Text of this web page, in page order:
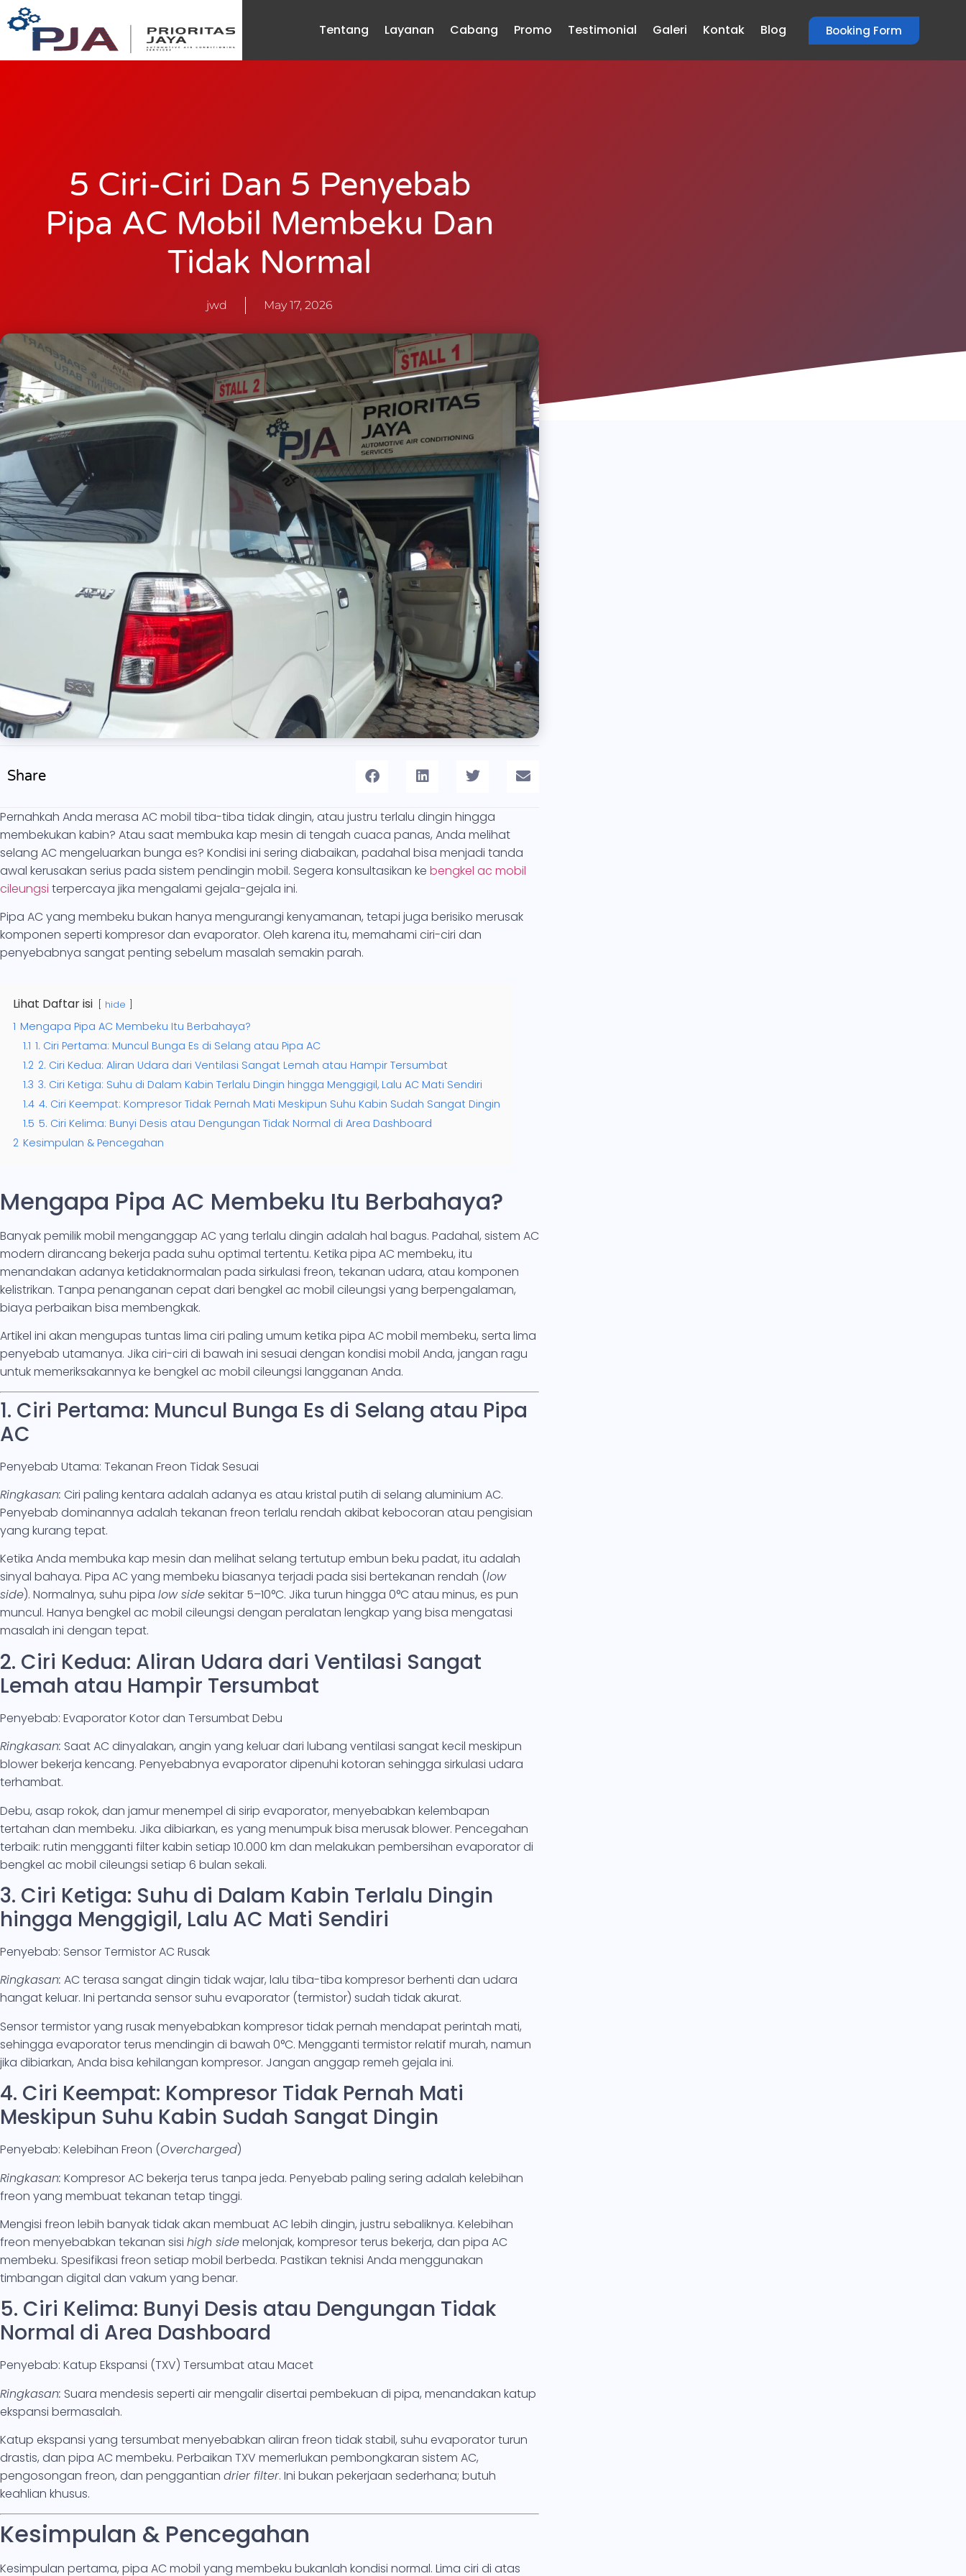
Tentang Layanan Cabang Promo Testimonial Galeri Kontak Blog Booking Form
5 Ciri-Ciri Dan 5 Penyebab
Pipa AC Mobil Membeku Dan
Tidak Normal
jwd May 17, 2026
Share
Pernahkah Anda merasa AC mobil tiba-tiba tidak dingin, atau justru terlalu dingin hingga
membekukan kabin? Atau saat membuka kap mesin di tengah cuaca panas, Anda melihat
selang AC mengeluarkan bunga es? Kondisi ini sering diabaikan, padahal bisa menjadi tanda
awal kerusakan serius pada sistem pendingin mobil. Segera konsultasikan ke bengkel ac mobil
cileungsi terpercaya jika mengalami gejala-gejala ini.
Pipa AC yang membeku bukan hanya mengurangi kenyamanan, tetapi juga berisiko merusak
komponen seperti kompresor dan evaporator. Oleh karena itu, memahami ciri-ciri dan
penyebabnya sangat penting sebelum masalah semakin parah.
Lihat Daftar isi hide
1 Mengapa Pipa AC Membeku Itu Berbahaya?
1.1 1. Ciri Pertama: Muncul Bunga Es di Selang atau Pipa AC
1.2 2. Ciri Kedua: Aliran Udara dari Ventilasi Sangat Lemah atau Hampir Tersumbat
1.3 3. Ciri Ketiga: Suhu di Dalam Kabin Terlalu Dingin hingga Menggigil, Lalu AC Mati Sendiri
1.4 4. Ciri Keempat: Kompresor Tidak Pernah Mati Meskipun Suhu Kabin Sudah Sangat Dingin
1.5 5. Ciri Kelima: Bunyi Desis atau Dengungan Tidak Normal di Area Dashboard
2 Kesimpulan & Pencegahan
Mengapa Pipa AC Membeku Itu Berbahaya?
Banyak pemilik mobil menganggap AC yang terlalu dingin adalah hal bagus. Padahal, sistem AC
modern dirancang bekerja pada suhu optimal tertentu. Ketika pipa AC membeku, itu
menandakan adanya ketidaknormalan pada sirkulasi freon, tekanan udara, atau komponen
kelistrikan. Tanpa penanganan cepat dari bengkel ac mobil cileungsi yang berpengalaman,
biaya perbaikan bisa membengkak.
Artikel ini akan mengupas tuntas lima ciri paling umum ketika pipa AC mobil membeku, serta lima
penyebab utamanya. Jika ciri-ciri di bawah ini sesuai dengan kondisi mobil Anda, jangan ragu
untuk memeriksakannya ke bengkel ac mobil cileungsi langganan Anda.
1. Ciri Pertama: Muncul Bunga Es di Selang atau Pipa
AC
Penyebab Utama: Tekanan Freon Tidak Sesuai
Ringkasan: Ciri paling kentara adalah adanya es atau kristal putih di selang aluminium AC.
Penyebab dominannya adalah tekanan freon terlalu rendah akibat kebocoran atau pengisian
yang kurang tepat.
Ketika Anda membuka kap mesin dan melihat selang tertutup embun beku padat, itu adalah
sinyal bahaya. Pipa AC yang membeku biasanya terjadi pada sisi bertekanan rendah (low
side). Normalnya, suhu pipa low sidesekitar 5–10°C. Jika turun hingga 0°C atau minus, es pun
muncul. Hanya bengkel ac mobil cileungsi dengan peralatan lengkap yang bisa mengatasi
masalah ini dengan tepat.
2. Ciri Kedua: Aliran Udara dari Ventilasi Sangat
Lemah atau Hampir Tersumbat
Penyebab: Evaporator Kotor dan Tersumbat Debu
Ringkasan: Saat AC dinyalakan, angin yang keluar dari lubang ventilasi sangat kecil meskipun
blower bekerja kencang. Penyebabnya evaporator dipenuhi kotoran sehingga sirkulasi udara
terhambat.
Debu, asap rokok, dan jamur menempel di sirip evaporator, menyebabkan kelembapan
tertahan dan membeku. Jika dibiarkan, es yang menumpuk bisa merusak blower. Pencegahan
terbaik: rutin mengganti filter kabin setiap 10.000 km dan melakukan pembersihan evaporator di
bengkel ac mobil cileungsi setiap 6 bulan sekali.
3. Ciri Ketiga: Suhu di Dalam Kabin Terlalu Dingin
hingga Menggigil, Lalu AC Mati Sendiri
Penyebab: Sensor Termistor AC Rusak
Ringkasan: AC terasa sangat dingin tidak wajar, lalu tiba-tiba kompresor berhenti dan udara
hangat keluar. Ini pertanda sensor suhu evaporator (termistor) sudah tidak akurat.
Sensor termistor yang rusak menyebabkan kompresor tidak pernah mendapat perintah mati,
sehingga evaporator terus mendingin di bawah 0°C. Mengganti termistor relatif murah, namun
jika dibiarkan, Anda bisa kehilangan kompresor. Jangan anggap remeh gejala ini.
4. Ciri Keempat: Kompresor Tidak Pernah Mati
Meskipun Suhu Kabin Sudah Sangat Dingin
Penyebab: Kelebihan Freon (Overcharged)
Ringkasan: Kompresor AC bekerja terus tanpa jeda. Penyebab paling sering adalah kelebihan
freon yang membuat tekanan tetap tinggi.
Mengisi freon lebih banyak tidak akan membuat AC lebih dingin, justru sebaliknya. Kelebihan
freon menyebabkan tekanan sisi high sidemelonjak, kompresor terus bekerja, dan pipa AC
membeku. Spesifikasi freon setiap mobil berbeda. Pastikan teknisi Anda menggunakan
timbangan digital dan vakum yang benar.
5. Ciri Kelima: Bunyi Desis atau Dengungan Tidak
Normal di Area Dashboard
Penyebab: Katup Ekspansi (TXV) Tersumbat atau Macet
Ringkasan: Suara mendesis seperti air mengalir disertai pembekuan di pipa, menandakan katup
ekspansi bermasalah.
Katup ekspansi yang tersumbat menyebabkan aliran freon tidak stabil, suhu evaporator turun
drastis, dan pipa AC membeku. Perbaikan TXV memerlukan pembongkaran sistem AC,
pengosongan freon, dan penggantian drier filter. Ini bukan pekerjaan sederhana; butuh
keahlian khusus.
Kesimpulan & Pencegahan
Kesimpulan pertama, pipa AC mobil yang membeku bukanlah kondisi normal. Lima ciri di atas